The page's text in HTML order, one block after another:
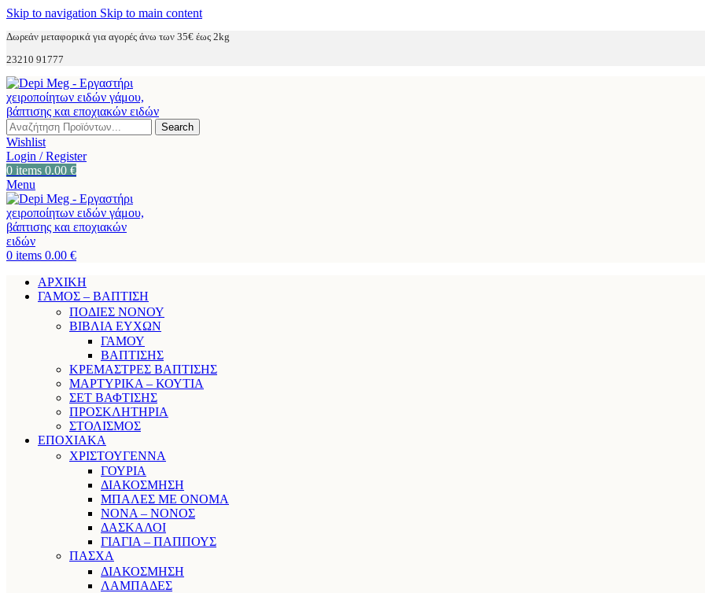
Skip to navigation Skip to main content
Δωρεάν μεταφορικά για αγορές άνω των 35€ έως 2kg
23210 91777
Search
Wishlist
Login / Register
0 items 0.00 €
Menu
0 items 0.00 €
ΑΡΧΙΚΗ
ΓΑΜΟΣ – ΒΑΠΤΙΣΗ
ΠΟΔΙΕΣ ΝΟΝΟΥ
ΒΙΒΛΙΑ ΕΥΧΩΝ
ΓΑΜΟΥ
ΒΑΠΤΙΣΗΣ
ΚΡΕΜΑΣΤΡΕΣ ΒΑΠΤΙΣΗΣ
ΜΑΡΤΥΡΙΚΑ – ΚΟΥΤΙΑ
ΣΕΤ ΒΑΦΤΙΣΗΣ
ΠΡΟΣΚΛΗΤΗΡΙΑ
ΣΤΟΛΙΣΜΟΣ
ΕΠΟΧΙΑΚΑ
ΧΡΙΣΤΟΥΓΕΝΝΑ
ΓΟΥΡΙΑ
ΔΙΑΚΟΣΜΗΣΗ
ΜΠΑΛΕΣ ΜΕ ΟΝΟΜΑ
ΝΟΝΑ – ΝΟΝΟΣ
ΔΑΣΚΑΛΟΙ
ΓΙΑΓΙΑ – ΠΑΠΠΟΥΣ
ΠΑΣΧΑ
ΔΙΑΚΟΣΜΗΣΗ
ΛΑΜΠΑΔΕΣ